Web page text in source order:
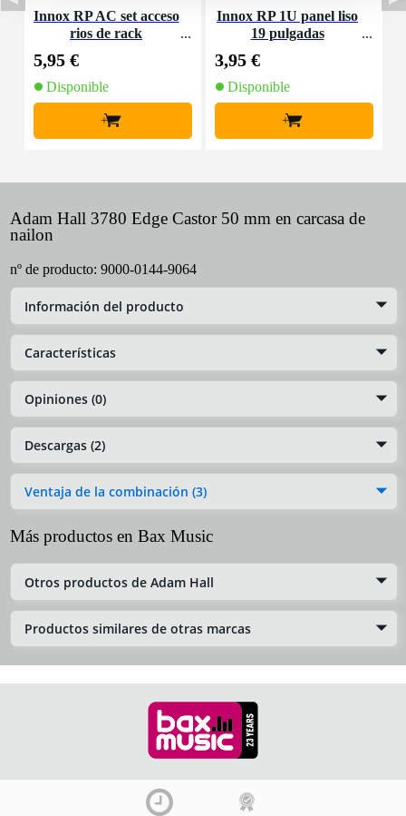
Innox RP AC set acceso
rios de rack
5,95 €
Disponible
+
Innox RP 1U panel liso
19 pulgadas
3,95 €
Disponible
+
Adam Hall 3780 Edge Castor 50 mm en carcasa de
nailon
nº de producto: 9000-0144-9064
Información del producto
Características
Opiniones (0)
Descargas (2)
Ventaja de la combinación (3)
Más productos en Bax Music
Otros productos de Adam Hall
Productos similares de otras marcas